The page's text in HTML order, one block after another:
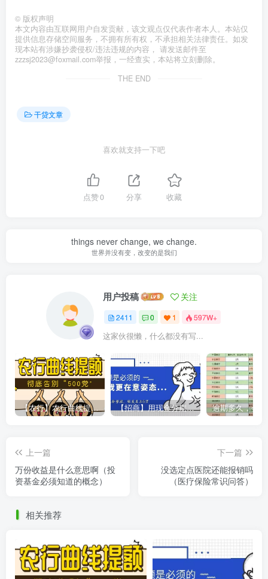
© 版权声明
本文内容由互联网用户自发贡献，该文观点仅代表作者本人。本站仅
提供信息存储空间服务，不拥有所有权，不承担相关法律责任。如发
现本站有涉嫌抄袭侵权/违法违规的内容， 请发送邮件至
zzzsj2023@foxmail.com举报，一经查实，本站将立刻删除。
THE END
干贷文章
喜欢就支持一下吧
点赞0 分享 收藏
things never change, we change.
世界并没有变，改变的是我们
用户投稿 关注
2411 0 1 597W+
这家伙很懒，什么都没有写...
【农行】农行曲线提额，彻底告别“500党” 【招商】用现金分期提额，额度直上6万
上一篇
万份收益是什么意思啊（投
资基金必须知道的概念）
下一篇
没选定点医院还能报销吗
（医疗保险常识问答）
相关推荐